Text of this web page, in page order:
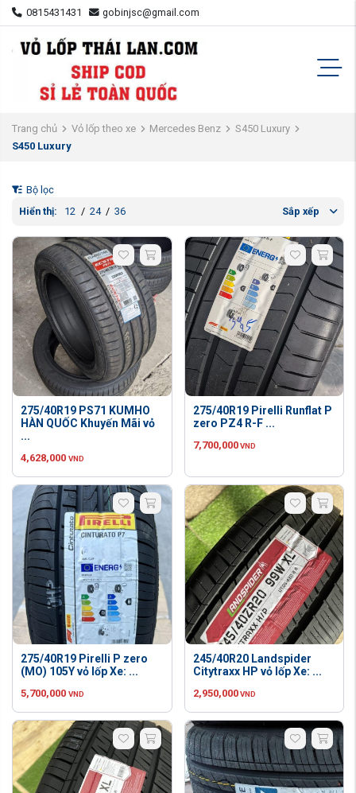
0815431431 gobinjsc@gmail.com
Trang chủ Vỏ lốp theo xe Mercedes Benz
S450 Luxury
S450 Luxury
Bộ lọc
Hiển thị:
12 / 24 / 36 Sắp xếp
275/40R19 PS71 KUMHO
HÀN QUỐC Khuyến Mãi vỏ
...
4,628,000 VND
275/40R19 Pirelli Runflat P
zero PZ4 R-F ...
7,700,000 VND
275/40R19 Pirelli P zero
(MO) 105Y vỏ lốp Xe: ...
5,700,000 VND
245/40R20 Landspider
Citytraxx HP vỏ lốp Xe: ...
2,950,000 VND